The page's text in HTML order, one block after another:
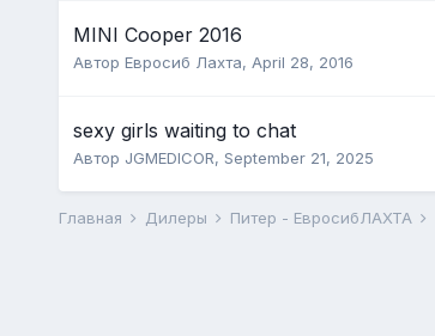
MINI Cooper 2016
Автор Евросиб Лахта, April 28, 2016
sexy girls waiting to chat
Автор JGMEDICOR, September 21, 2025
Главная Дилеры Питер - ЕвросибЛАХТА